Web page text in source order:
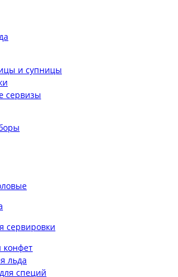
и супницы
сервизы
сервировки
конфет
льда
специй